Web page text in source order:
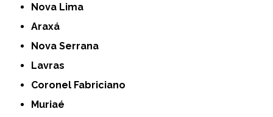
Nova Lima
Araxá
Nova Serrana
Lavras
Coronel Fabriciano
Muriaé